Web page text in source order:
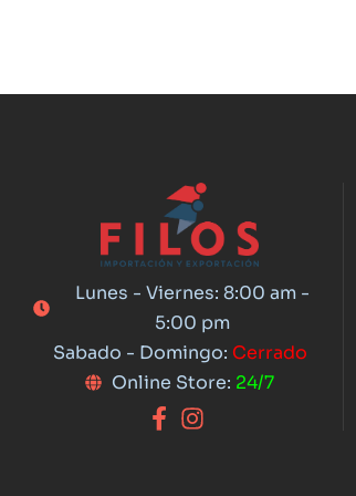
Lunes - Viernes: 8:00 am -
5:00 pm
Sabado - Domingo: Cerrado
Online Store: 24/7